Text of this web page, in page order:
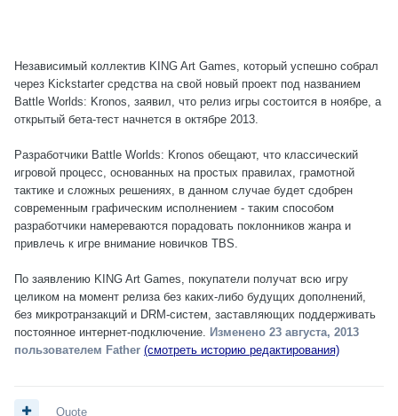
Независимый коллектив KING Art Games, который успешно собрал
через Kickstarter средства на свой новый проект под названием
Battle Worlds: Kronos, заявил, что релиз игры состоится в ноябре, а
открытый бета-тест начнется в октябре 2013.
Разработчики Battle Worlds: Kronos обещают, что классический
игровой процесс, основанных на простых правилах, грамотной
тактике и сложных решениях, в данном случае будет сдобрен
современным графическим исполнением - таким способом
разработчики намереваются порадовать поклонников жанра и
привлечь к игре внимание новичков TBS.
По заявлению KING Art Games, покупатели получат всю игру
целиком на момент релиза без каких-либо будущих дополнений,
без микротранзакций и DRM-систем, заставляющих поддерживать
постоянное интернет-подключение. Изменено 23 августа, 2013
пользователем Father (смотреть историю редактирования)
Quote